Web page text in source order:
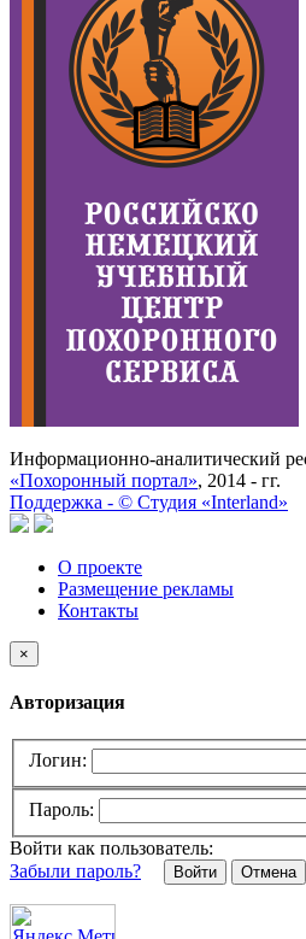
Информационно-аналитический
«Похоронный портал», 2014 - гг.
Поддержка - © Cтудия «Interland»
О проекте
Размещение рекламы
Контакты
×
Авторизация
Логин:
Пароль:
Войти как пользователь:
Забыли пароль?
Отмена